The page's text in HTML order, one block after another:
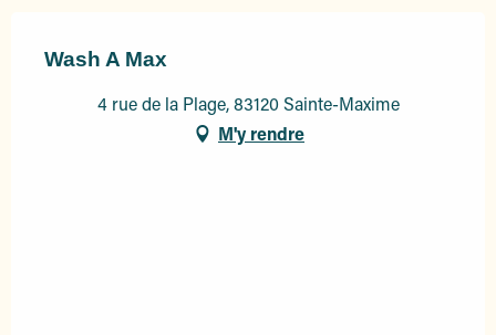
Wash A Max
4 rue de la Plage, 83120 Sainte-Maxime
M'y rendre